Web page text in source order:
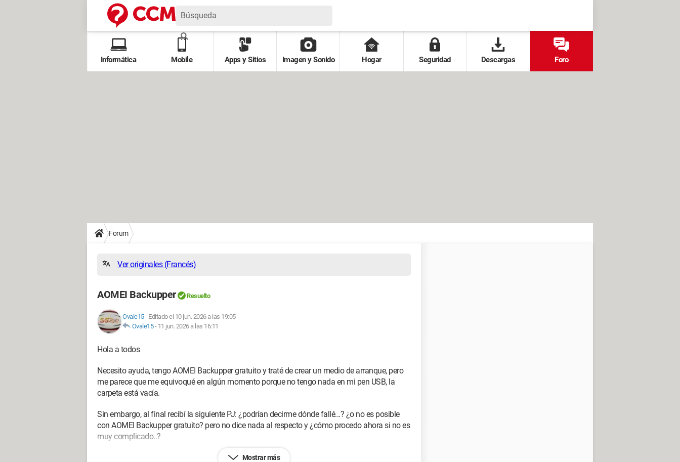
Informática Mobile Apps y Sitios Imagen y Sonido Hogar Seguridad Descargas Foro
Forum
Ver originales (Francés)
AOMEI Backupper Resuelto
Ovale15- Editado el 10 jun. 2026 a las 19:05
Ovale15- 11 jun. 2026 a las 16:11
Hola a todos
Necesito ayuda, tengo AOMEI Backupper gratuito y traté de crear un medio de arranque, pero
me parece que me equivoqué en algún momento porque no tengo nada en mi pen USB, la
carpeta está vacía.
Sin embargo, al final recibí la siguiente PJ: ¿podrían decirme dónde fallé...? ¿o no es posible
con AOMEI Backupper gratuito? pero no dice nada al respecto y ¿cómo procedo ahora si no es
muy complicado..?
Mostrar más